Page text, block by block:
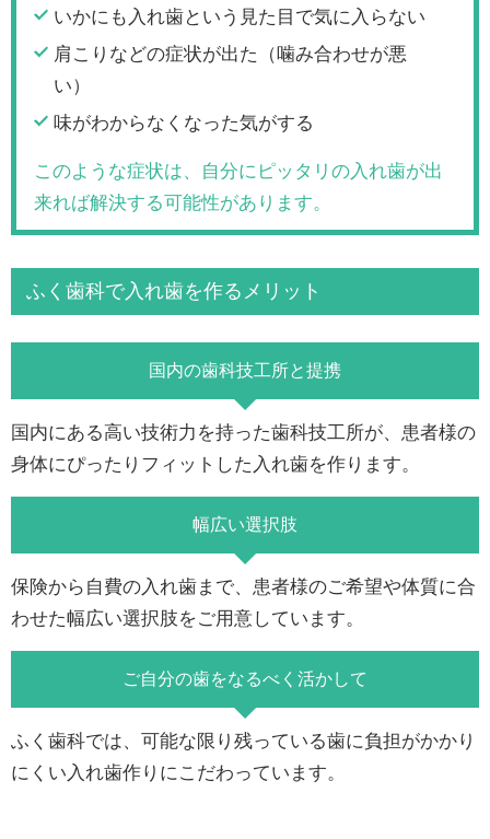
いかにも入れ歯という見た目で気に入らない
肩こりなどの症状が出た（噛み合わせが悪
い）
味がわからなくなった気がする
このような症状は、自分にピッタリの入れ歯が出
来れば解決する可能性があります。
ふく歯科で入れ歯を作るメリット
国内の歯科技工所と提携
国内にある高い技術力を持った歯科技工所が、患者様の
身体にぴったりフィットした入れ歯を作ります。
幅広い選択肢
保険から自費の入れ歯まで、患者様のご希望や体質に合
わせた幅広い選択肢をご用意しています。
ご自分の歯をなるべく活かして
ふく歯科では、可能な限り残っている歯に負担がかかり
にくい入れ歯作りにこだわっています。